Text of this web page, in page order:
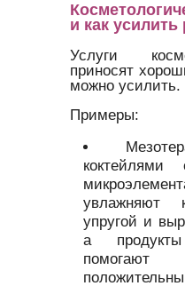
и как усилить
Услуги
приносят
можно усилить.
Примеры:
увлажняют
упругой и
а